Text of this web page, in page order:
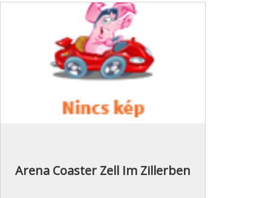
Arena Coaster Zell Im Zillerben